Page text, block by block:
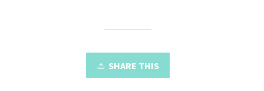
SHARE THIS